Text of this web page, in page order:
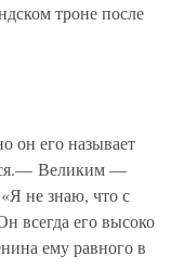
троне после
он его называет
Великим —
не знаю, что с
всегда его высоко
ему равного в